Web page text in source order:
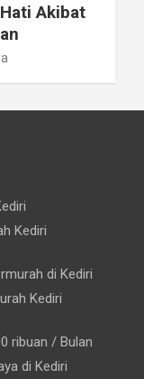
Akibat
Kediri
di Kediri
Kediri
ribuan / Bulan
di Kediri